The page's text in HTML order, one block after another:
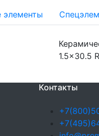
элементы
1.5x30.5
Контакты